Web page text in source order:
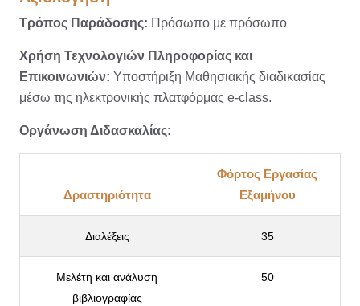
Τρόπος Παράδοσης: Πρόσωπο με πρόσωπο
Χρήση Τεχνολογιών Πληροφορίας και
Επικοινωνιών: Υποστήριξη Μαθησιακής διαδικασίας
μέσω της ηλεκτρονικής πλατφόρμας e-class.
Οργάνωση Διδασκαλίας:
Δραστηριότητα
Φόρτος Εργασίας
Εξαμήνου
Διαλέξεις 35
Μελέτη και ανάλυση
βιβλιογραφίας
50